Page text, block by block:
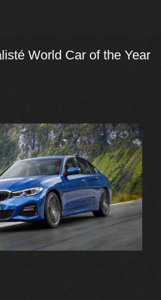
World Car of the Year